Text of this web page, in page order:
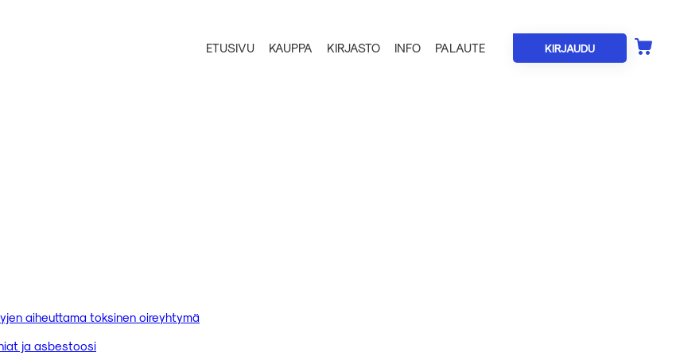
ETUSIVU KAUPPA KIRJASTO INFO PALAUTE KIRJAUDU
aiheuttama toksinen oireyhtymä
ja asbestoosi